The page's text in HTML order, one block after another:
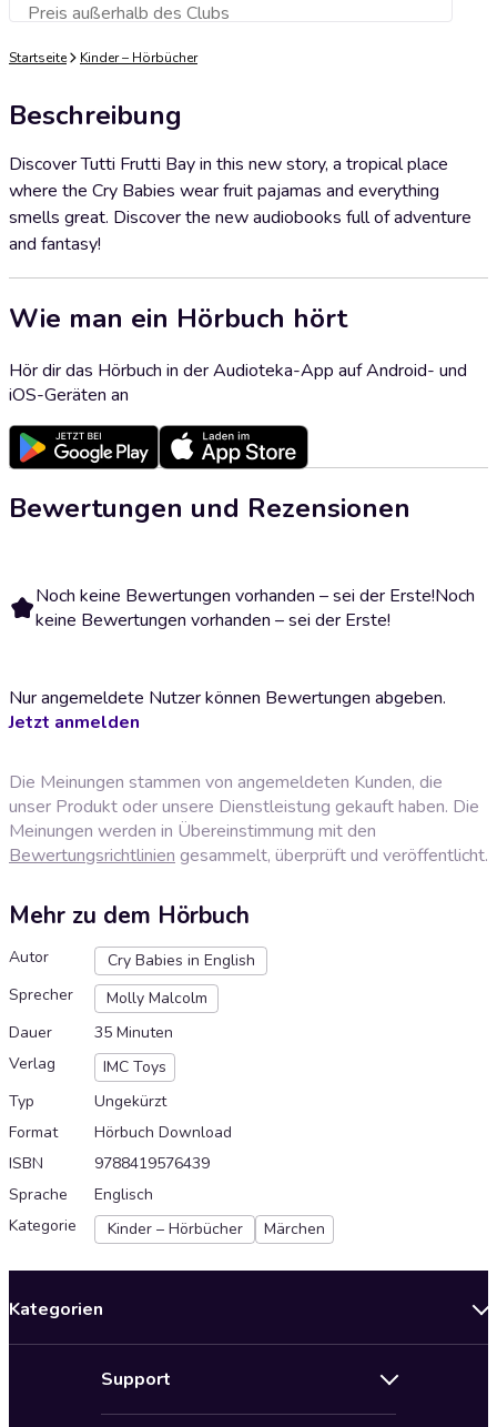
Preis außerhalb des ClubsZum Warenkorb hinzufügen
Startseite Kinder – Hörbücher
Beschreibung
Discover Tutti Frutti Bay in this new story, a tropical place
where the Cry Babies wear fruit pajamas and everything
smells great. Discover the new audiobooks full of adventure
and fantasy!
Wie man ein Hörbuch hört
Hör dir das Hörbuch in der Audioteka-App auf Android- und
iOS-Geräten an
Bewertungen und Rezensionen
Noch keine Bewertungen vorhanden – sei der Erste!Noch
keine Bewertungen vorhanden – sei der Erste!
Nur angemeldete Nutzer können Bewertungen abgeben.
Jetzt anmelden
Die Meinungen stammen von angemeldeten Kunden, die
unser Produkt oder unsere Dienstleistung gekauft haben. Die
Meinungen werden in Übereinstimmung mit den
Bewertungsrichtlinien gesammelt, überprüft und veröffentlicht.
Mehr zu dem Hörbuch
Autor
Cry Babies in English
Sprecher
Molly Malcolm
Dauer
35 Minuten
Verlag
IMC Toys
Typ
Ungekürzt
Format
Hörbuch Download
ISBN
9788419576439
Sprache
Englisch
Kategorie
Kinder – Hörbücher Märchen
Kategorien
Support